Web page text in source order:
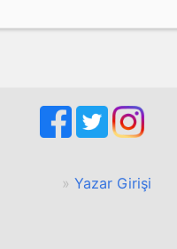
Yazar Girişi